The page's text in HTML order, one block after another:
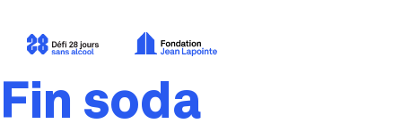
Fin soda